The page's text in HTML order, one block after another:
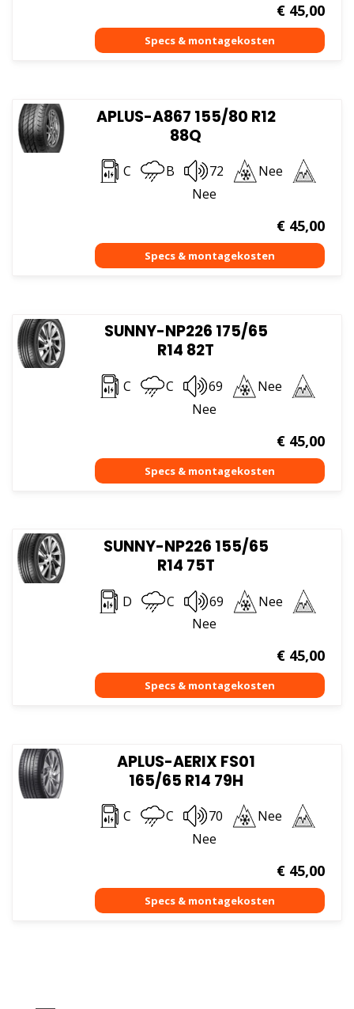
€45,00
APLUS-A867 155/80 R12
88Q
C B 72
Nee
Nee
€45,00
SUNNY-NP226 175/65
R14 82T
C C 69
Nee
Nee
€45,00
SUNNY-NP226 155/65
R14 75T
D C 69
Nee
Nee
€45,00
APLUS-AERIX FS01
165/65 R14 79H
C C 70
Nee
Nee
€45,00